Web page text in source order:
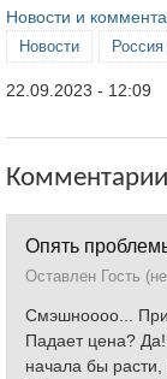
Новости и
Новости
22.09.2023 - 12:09
Комментарии
Опять
Оставлен Гость
Смэшноооо...
Падает цена?
начала бы